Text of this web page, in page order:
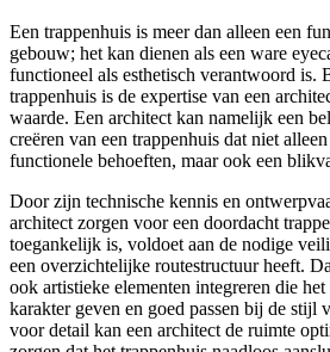
Een trappenhuis is meer dan alleen een
gebouw; het kan dienen als een ware
functioneel als esthetisch verantwoord is.
trappenhuis is de expertise van een
waarde. Een architect kan namelijk een
creëren van een trappenhuis dat niet
functionele behoeften, maar ook een
Door zijn technische kennis en
architect zorgen voor een doordacht
toegankelijk is, voldoet aan de nodige
een overzichtelijke routestructuur heeft.
ook artistieke elementen integreren die
karakter geven en goed passen bij de stijl
voor detail kan een architect de ruimte